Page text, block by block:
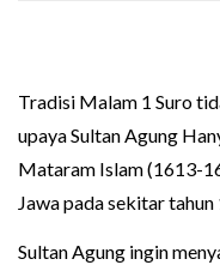
Tradisi Malam 1 Suro
upaya Sultan Agung
Mataram Islam (1613-
Jawa pada sekitar tahun
Sultan Agung ingin